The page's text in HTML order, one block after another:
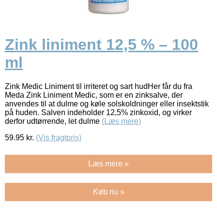
Zink liniment 12,5 % – 100
ml
Zink Medic Liniment til irriteret og sart hudHer får du fra
Meda Zink Liniment Medic, som er en zinksalve, der
anvendes til at dulme og køle solskoldninger eller insektstik
på huden. Salven indeholder 12,5% zinkoxid, og virker
derfor udtørrende, let dulme (Læs mere)
59.95 kr. (Vis fragtpris)
Læs mere »
Køb nu »